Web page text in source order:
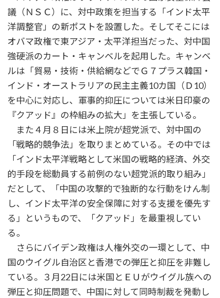
議（ＮＳＣ）に、対中政策を担当する「インド太平
洋調整官」の新ポストを設置した。そしてそこには
オバマ政権で東アジア・太平洋担当だった、対中国
強硬派のカート・キャンベルを起用した。キャンベ
ルは「貿易・技術・供給網などでＧ７プラス韓国・
インド・オーストラリアの民主主義10カ国（Ｄ10）
を中心に対応し、軍事的抑圧については米日印豪の
『クアッド』の枠組みの拡大」を主張している。
また４月８日には米上院が超党派で、対中国の
「戦略的競争法」を取りまとめている。その中では
「インド太平洋戦略として米国の戦略的経済、外交
的手段を総動員する前例のない超党派的取り組み」
だとして、「中国の攻撃的で独断的な行動をけん制
し、インド太平洋の安全保障に対する支援を優先す
る」というもので、「クアッド」を最重視してい
る。
さらにバイデン政権は人権外交の一環として、中
国のウイグル自治区と香港での弾圧と抑圧を非難し
ている。３月22日には米国とＥＵがウイグル族への
弾圧と抑圧問題で、中国に対して同時制裁を発動し